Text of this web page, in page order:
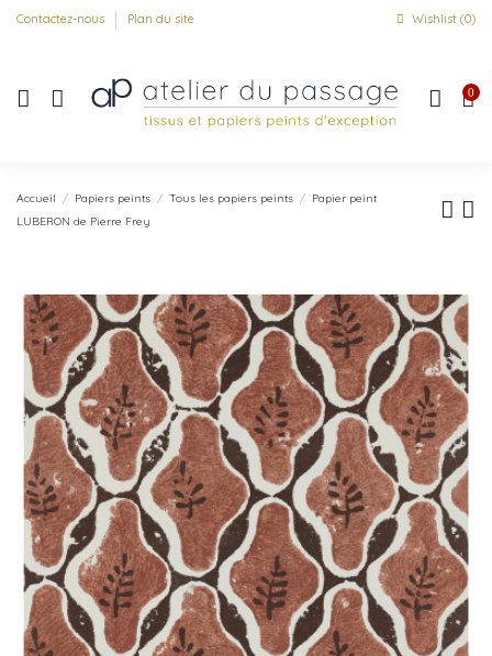
Contactez-nous Plan du site Wishlist (0)
0
Accueil Papiers peints Tous les papiers peints
Papier peint
LUBERON de Pierre Frey